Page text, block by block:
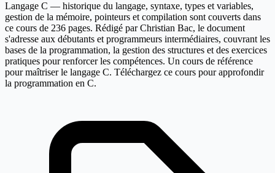
Langage C — historique du langage, syntaxe, types et variables,
gestion de la mémoire, pointeurs et compilation sont couverts dans
ce cours de 236 pages. Rédigé par Christian Bac, le document
s'adresse aux débutants et programmeurs intermédiaires, couvrant les
bases de la programmation, la gestion des structures et des exercices
pratiques pour renforcer les compétences. Un cours de référence
pour maîtriser le langage C. Téléchargez ce cours pour approfondir
la programmation en C.